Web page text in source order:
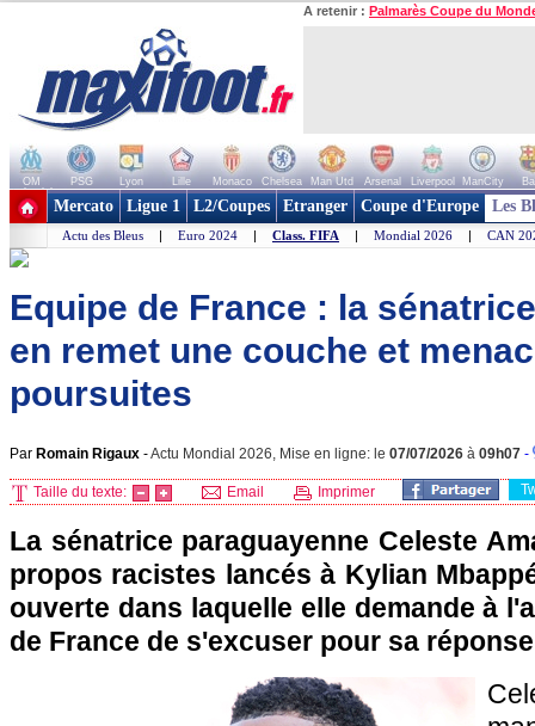
A retenir : Palmarès Coupe du
OM PSG Lyon Lille Monaco Chelsea Man Utd Arsenal Liverpool ManCity
+ de clubs
Mercato Ligue 1 L2/Coupes Etranger Coupe d'Europe Les
Actu des Bleus | Euro 2024 | Class. FIFA | Mondial 2026 | CAN
Equipe de France : la
en remet une couche et
poursuites
Par Romain Rigaux -Actu Mondial 2026, Mise en ligne: le 07/07/2026 à 09h07 -
Taille du texte: Email Imprimer
La sénatrice paraguayenne Celeste
propos racistes lancés à Kylian
ouverte dans laquelle elle demande à
de France de s'excuser pour sa